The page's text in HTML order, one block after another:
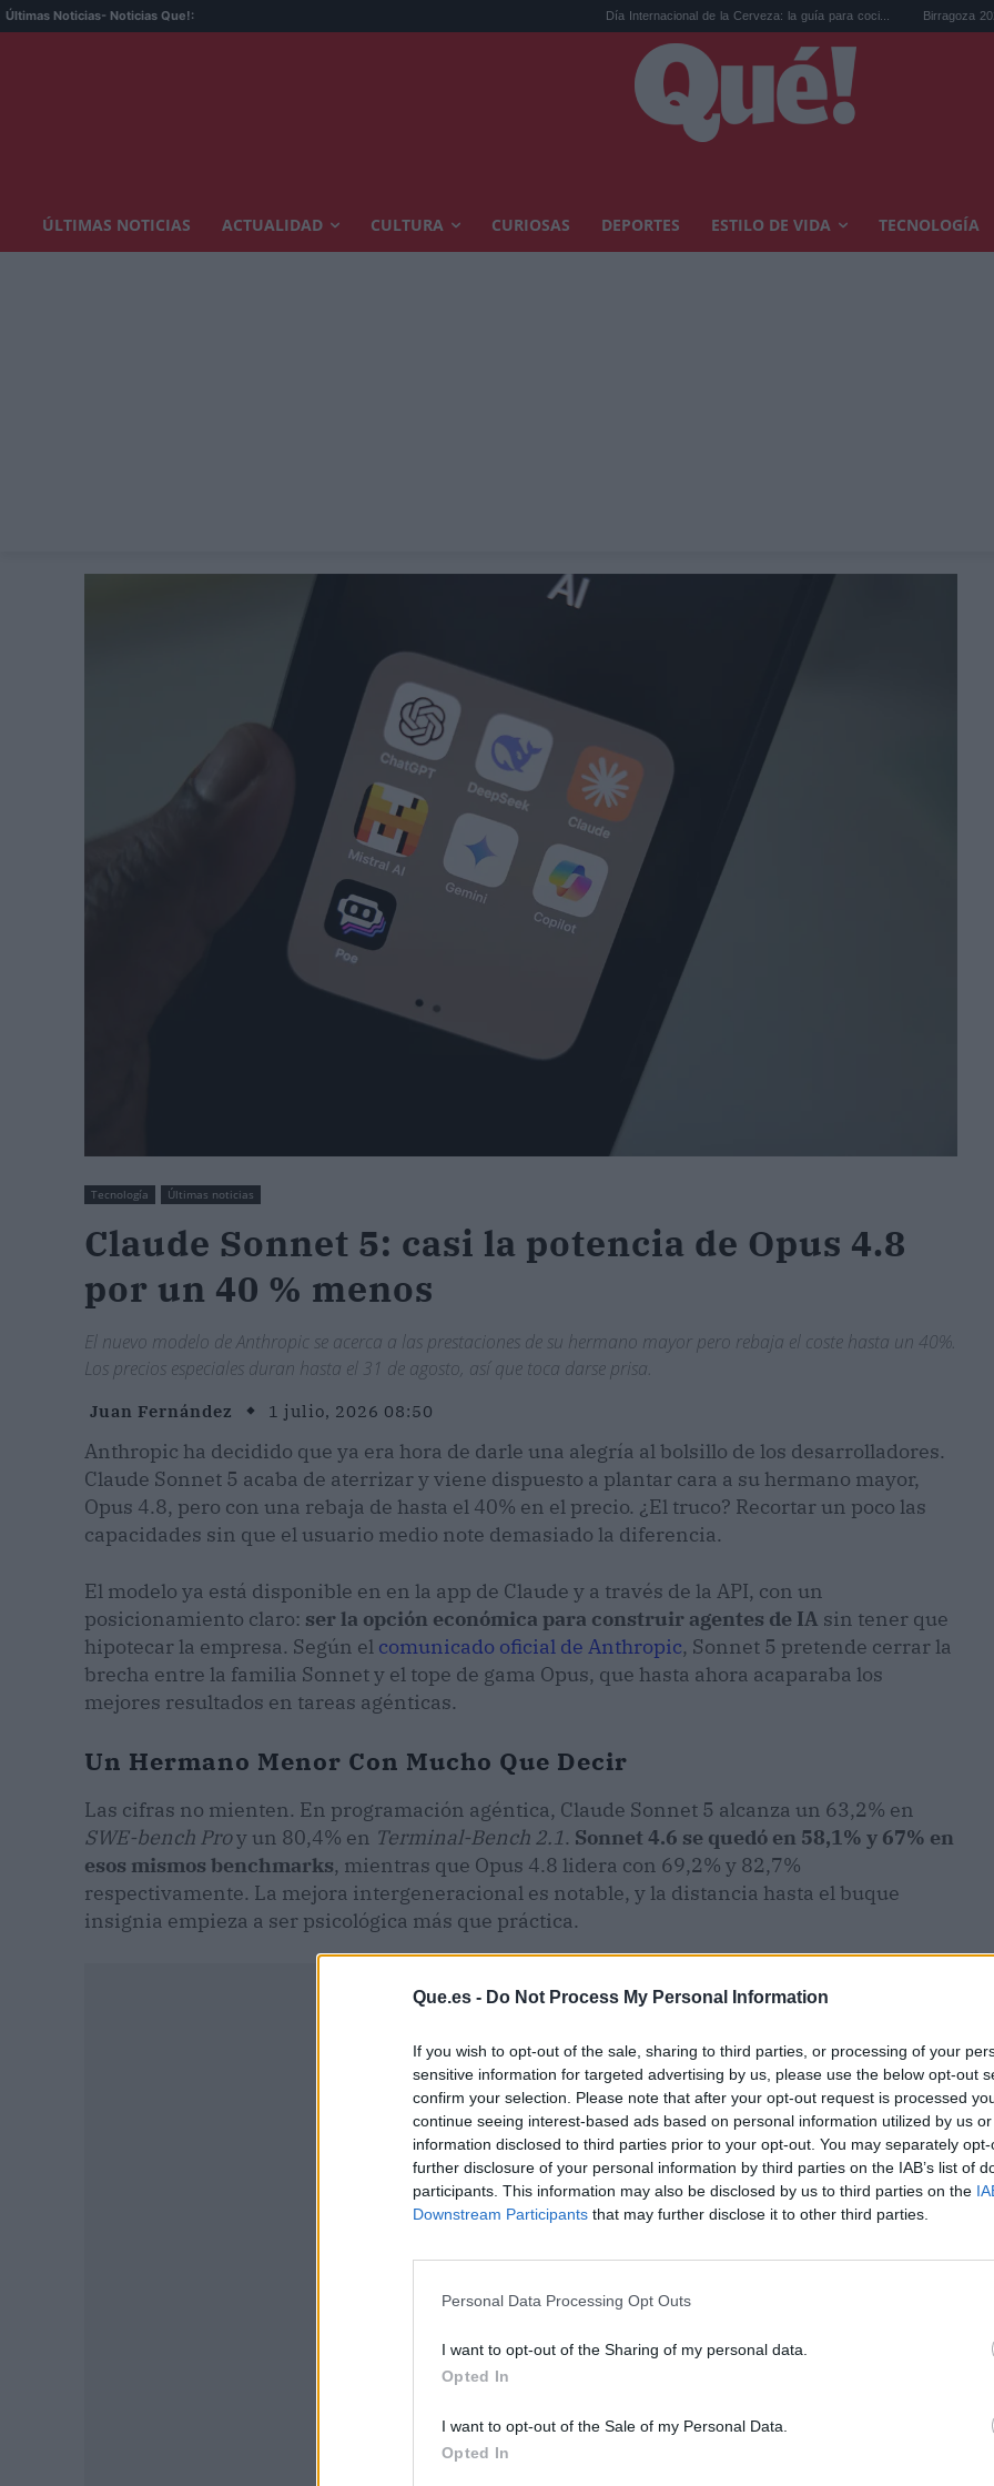
Que.es - Do Not Process My Personal Information
If you wish to opt-out of the sale, sharing to third parties, or processing of your
sensitive information for targeted advertising by us, please use the below opt-out
confirm your selection. Please note that after your opt-out request is processed
continue seeing interest-based ads based on personal information utilized by us
information disclosed to third parties prior to your opt-out. You may separately
further disclosure of your personal information by third parties on the IAB’s list of
participants. This information may also be disclosed by us to third parties on the
Downstream Participants that may further disclose it to other third parties.
Personal Data Processing Opt Outs
I want to opt-out of the Sharing of my personal data.
Opted In
I want to opt-out of the Sale of my Personal Data.
Opted In
Últimas Noticias- Noticias Que!: Día Internacional de la Cerveza: la guía para coci... Birragoza 2026: el
ÚLTIMAS NOTICIAS ACTUALIDAD CULTURA CURIOSAS DEPORTES ESTILO DE VIDA TECNOLOGÍA
Tecnología Últimas noticias
Claude Sonnet 5: casi la potencia de Opus 4.8
por un 40 % menos
El nuevo modelo de Anthropic se acerca a las prestaciones de su hermano mayor pero rebaja el coste hasta un 40%.
Los precios especiales duran hasta el 31 de agosto, así que toca darse prisa.
Juan Fernández 1 julio, 2026 08:50
Anthropic ha decidido que ya era hora de darle una alegría al bolsillo de los desarrolladores.
Claude Sonnet 5 acaba de aterrizar y viene dispuesto a plantar cara a su hermano mayor,
Opus 4.8, pero con una rebaja de hasta el 40% en el precio. ¿El truco? Recortar un poco las
capacidades sin que el usuario medio note demasiado la diferencia.
El modelo ya está disponible en en la app de Claude y a través de la API, con un
posicionamiento claro: ser la opción económica para construir agentes de IA sin tener que
hipotecar la empresa. Según el comunicado oficial de Anthropic, Sonnet 5 pretende cerrar la
brecha entre la familia Sonnet y el tope de gama Opus, que hasta ahora acaparaba los
mejores resultados en tareas agénticas.
Un Hermano Menor Con Mucho Que Decir
Las cifras no mienten. En programación agéntica, Claude Sonnet 5 alcanza un 63,2% en
SWE-bench Proy un 80,4% en Terminal-Bench 2.1. Sonnet 4.6 se quedó en 58,1% y 67% en
esos mismos benchmarks, mientras que Opus 4.8 lidera con 69,2% y 82,7%
respectivamente. La mejora intergeneracional es notable, y la distancia hasta el buque
insignia empieza a ser psicológica más que práctica.
Publicidad